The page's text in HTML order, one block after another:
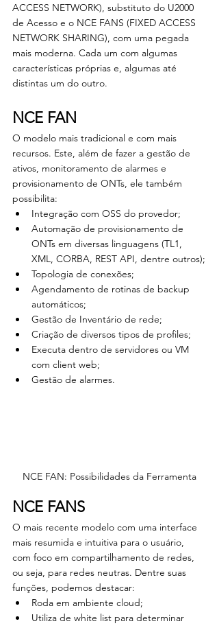
ACCESS NETWORK), substituto do U2000
de Acesso e o NCE FANS (FIXED ACCESS
NETWORK SHARING), com uma pegada
mais moderna. Cada um com algumas
características próprias e, algumas até
distintas um do outro.
NCE FAN
O modelo mais tradicional e com mais
recursos. Este, além de fazer a gestão de
ativos, monitoramento de alarmes e
provisionamento de ONTs, ele também
possibilita:
Integração com OSS do provedor;
Automação de provisionamento de
ONTs em diversas linguagens (TL1,
XML, CORBA, REST API, dentre outros);
Topologia de conexões;
Agendamento de rotinas de backup
automáticos;
Gestão de Inventário de rede;
Criação de diversos tipos de profiles;
Executa dentro de servidores ou VM
com client web;
Gestão de alarmes.
NCE FAN: Possibilidades da Ferramenta
NCE FANS
O mais recente modelo com uma interface
mais resumida e intuitiva para o usuário,
com foco em compartilhamento de redes,
ou seja, para redes neutras. Dentre suas
funções, podemos destacar:
Roda em ambiente cloud;
Utiliza de white list para determinar